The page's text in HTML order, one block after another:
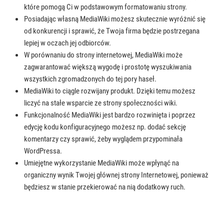
które pomogą Ci w podstawowym formatowaniu strony.
Posiadając własną MediaWiki możesz skutecznie wyróżnić się
od konkurencji i sprawić, że Twoja firma będzie postrzegana
lepiej w oczach jej odbiorców.
W porównaniu do strony internetowej, MediaWiki może
zagwarantować większą wygodę i prostotę wyszukiwania
wszystkich zgromadzonych do tej pory haseł.
MediaWiki to ciągle rozwijany produkt. Dzięki temu możesz
liczyć na stałe wsparcie ze strony społeczności wiki.
Funkcjonalność MediaWiki jest bardzo rozwinięta i poprzez
edycję kodu konfiguracyjnego możesz np. dodać sekcję
komentarzy czy sprawić, żeby wyglądem przypominała
WordPressa.
Umiejętne wykorzystanie MediaWiki może wpłynąć na
organiczny wynik Twojej głównej strony Internetowej, ponieważ
będziesz w stanie przekierować na nią dodatkowy ruch.